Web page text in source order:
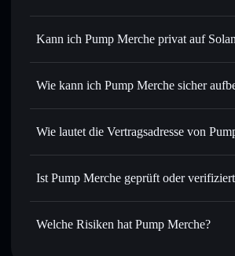
Pump Merche
Solflare-Wallet
Sofort tauschen– handle PUMP gegen
Routing zum bestmöglichen Kurs
Limit-Orders setzen– automatisiere
per Durchschnittskosteneffekt in PUMP
Privat senden– übertrage PUMP, ohne
Aggregators
In Echtzeit verfolgen– überwache
Marktkapitalisierung und Liquidität von
Kann ich Pump Merche privat auf
Wie kann ich Pump Merche sicher
Pump Merche
Wie lautet die Vertragsadresse von
Ist Pump Merche geprüft oder
Pump Merche
Welche Risiken hat Pump Merche?